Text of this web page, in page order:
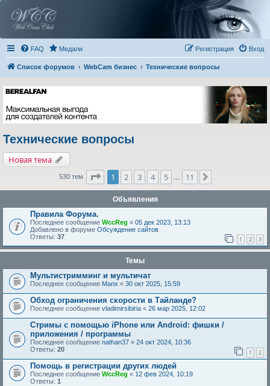
FAQ Медали Вход
Регистрация
Список форумов WebCam бизнес Технические вопросы
Технические вопросы
Новая тема
530 тем Страница1 из
1 2 3 4 5 11
Объявления
Правила Форума.
Последнее сообщение WccReg « 05 дек 2023, 13:13
Добавлено в форуме Обсуждение сайтов
Ответы: 37 1 2 3
Темы
Мультистримминг и мультичат
Последнее сообщение Manx « 30 окт 2025, 15:59
Обход ограничения скорости в Тайланде?
Последнее сообщение vladimirsibiria « 26 мар 2025, 12:02
Стримы с помощью iPhone или Android: фишки /
приложения / программы
Последнее сообщение nathan37 « 24 окт 2024, 10:36
Ответы: 20 1 2
Помощь в регистрации других людей
Последнее сообщение WccReg « 12 фев 2024, 10:19
Ответы: 1